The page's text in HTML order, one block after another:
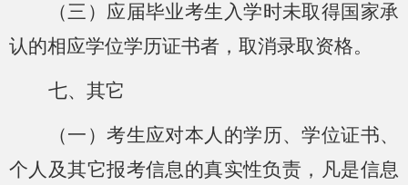
（三）应届毕业考生入学时未取得国家承
认的相应学位学历证书者，取消录取资格。
七、其它
（一）考生应对本人的学历、学位证书、
个人及其它报考信息的真实性负责，凡是信息